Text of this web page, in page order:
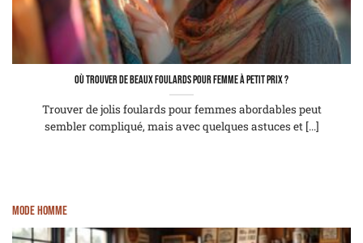
Où trouver de beaux foulards pour femme à petit prix ?
Trouver de jolis foulards pour femmes abordables peut
sembler compliqué, mais avec quelques astuces et [...]
Mode homme